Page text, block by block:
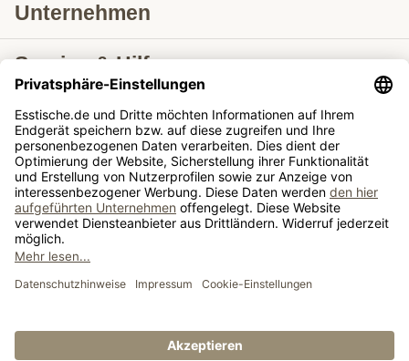
Unternehmen
Service & Hilfe
Lieferung nach
Tische ausziehbar
Tische